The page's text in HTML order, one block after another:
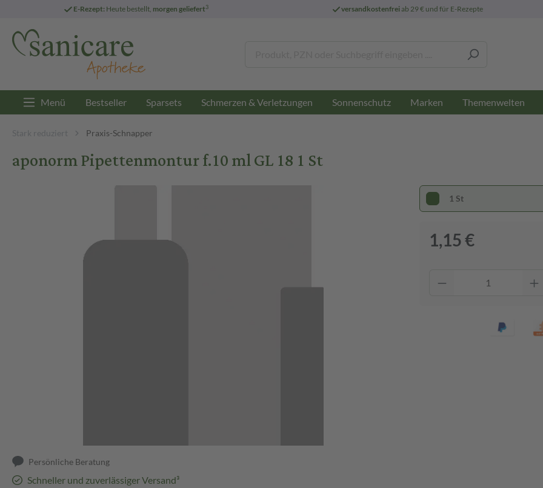
E-Rezept: Heute bestellt, morgen geliefert3 versandkostenfreiab 29 € und für E-Rezepte
Menü Bestseller Sparsets Schmerzen & Verletzungen Sonnenschutz Marken Themenwelten
Stark reduziert Praxis-Schnapper
aponorm Pipettenmontur f.10 ml GL 18 1 St
Persönliche Beratung
Schneller und zuverlässiger Versand³
1 St
1,15 €